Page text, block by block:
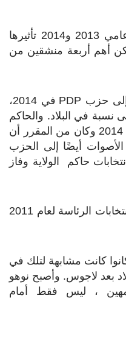
في عامي 2013 و2014 تأثيرها
أهم أربعة منشقين من
حزب PDP
في 2014،
أعلى نسبة في البلاد. والحاكم
أيضا في 2014 وكان من المقرر أن
أيضًا إلى الحزب
أو انتخابات حاكم الولاية وفاز
أن يحصل أيضًا على اثنين من منافسي جوناثان الرئيس السابق في انتخابات الرئاسة لعام 2011
كانت مشابهة لتلك في
بعد لاجوس. وأصبح نوهو
مهين ، ليس فقط أمام